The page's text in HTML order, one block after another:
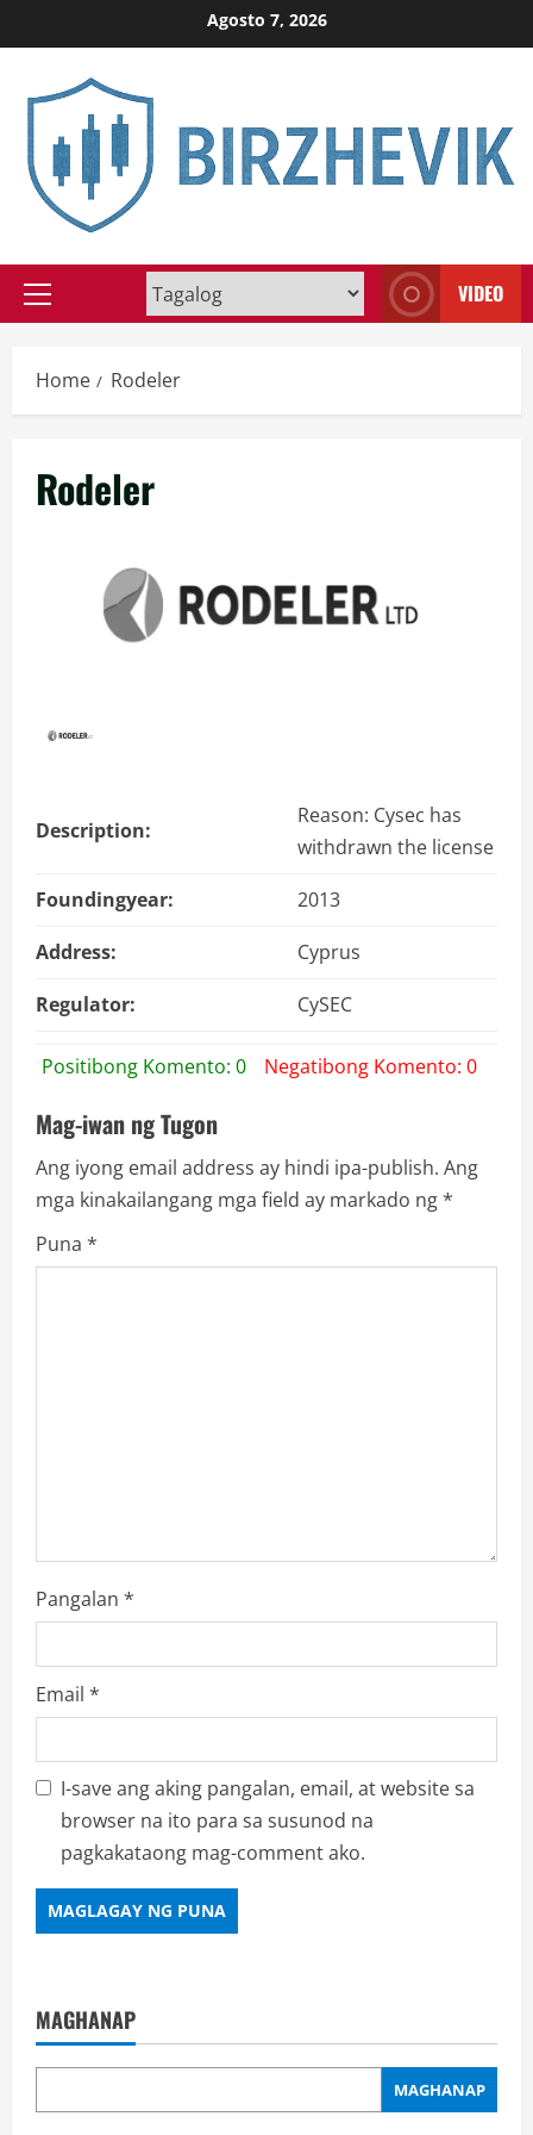
to
Agosto 7, 2026
Primary
VIDEO
Home Rodeler
Rodeler
Description:
Reason: Cysec has
withdrawn the license
Foundingyear:
2013
Address:
Cyprus
Regulator:
CySEC
Positibong Komento: 0 Negatibong Komento: 0
Mag-iwan ng Tugon
Ang iyong email address ay hindi ipa-publish. Ang
mga kinakailangang mga field ay markado ng*
Puna *
Pangalan *
Email *
I-save ang aking pangalan, email, at website sa
browser na ito para sa susunod na
pagkakataong mag-comment ako.
MAGHANAP
MAGHANAP